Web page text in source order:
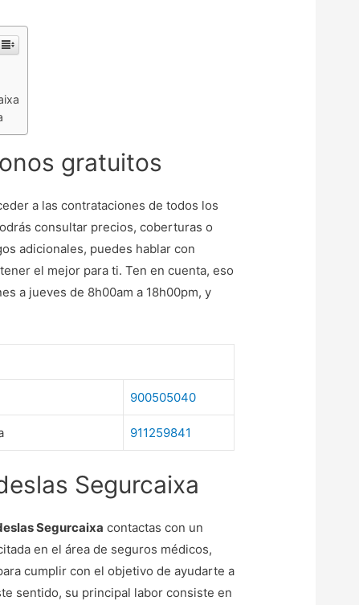
gratuitos
a las contrataciones de todos los
consultar precios, coberturas o
adicionales, puedes hablar con
el mejor para ti. Ten en cuenta, eso
a jueves de 8h00am a 18h00pm, y
900505040
911259841
Segurcaixa
Segurcaixa contactas con un
en el área de seguros médicos,
cumplir con el objetivo de ayudarte a
sentido, su principal labor consiste en